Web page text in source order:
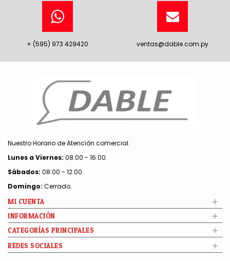
+ (595) 973 429420 ventas@dable.com.py
Nuestro Horario de Atención comercial.
Lunes a Viernes: 08:00 - 16:00.
Sábados: 08:00 - 12:00.
Domingo: Cerrado.
MI CUENTA +
INFORMACIÓN +
CATEGORÍAS PRINCIPALES +
REDES SOCIALES +